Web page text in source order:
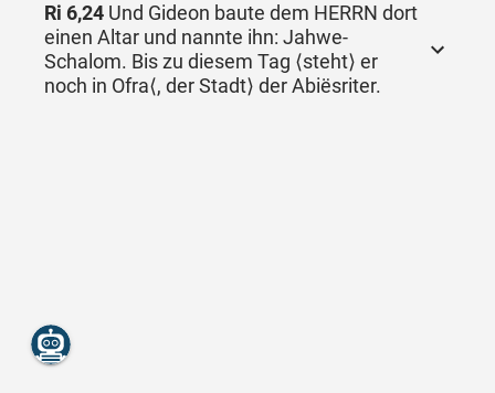
Ri 6,24 Und Gideon baute dem HERRN dort
einen Altar und nannte ihn: Jahwe-
Schalom. Bis zu diesem Tag ⟨steht⟩ er
noch in Ofra⟨, der Stadt⟩ der Abiësriter.